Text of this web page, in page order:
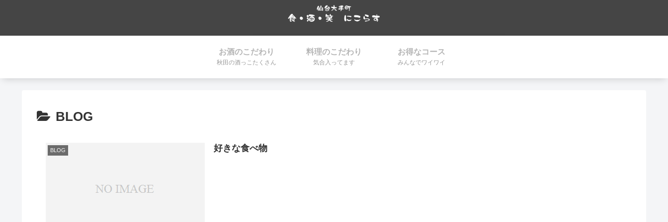
お酒のこだわり
秋田の酒っこたくさん
料理のこだわり
気合入ってます
お得なコース
みんなでワイワイ
BLOG
BLOG 好きな食べ物